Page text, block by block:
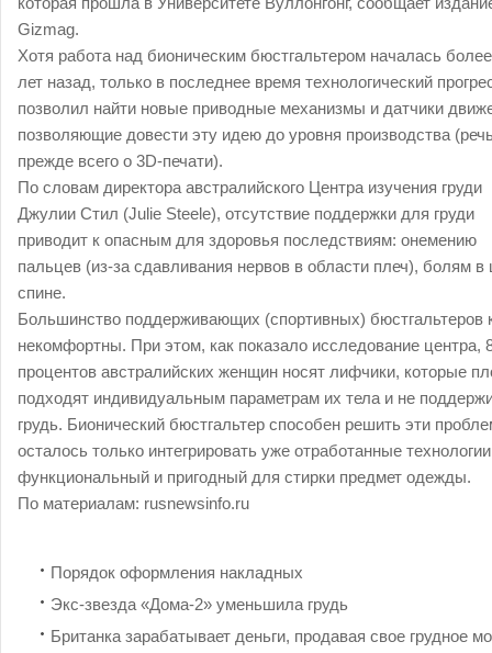
Gizmag.
Хотя работа над бионическим бюстгальтером началась
лет назад, только в последнее время технологический
позволил найти новые приводные механизмы и датчики
позволяющие довести эту идею до уровня производства
прежде всего о 3D-печати).
По словам директора австралийского Центра изучения груди
Джулии Стил (Julie Steele), отсутствие поддержки для груди
приводит к опасным для здоровья последствиям: онемению
пальцев (из-за сдавливания нервов в области плеч), болям в
спине.
Большинство поддерживающих (спортивных) бюстгальтеров
некомфортны. При этом, как показало исследование центра,
процентов австралийских женщин носят лифчики, которые
подходят индивидуальным параметрам их тела и не
грудь. Бионический бюстгальтер способен решить эти
осталось только интегрировать уже отработанные
функциональный и пригодный для стирки предмет одежды.
По материалам: rusnewsinfo.ru
Порядок оформления накладных
Экс-звезда «Дома-2» уменьшила грудь
Британка зарабатывает деньги, продавая свое грудное